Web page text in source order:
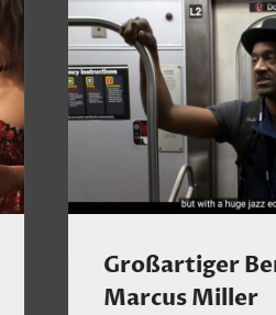
Großartiger
Marcus Miller